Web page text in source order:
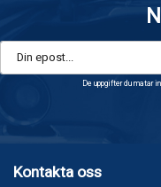
De uppgifter du matar
Kontakta oss